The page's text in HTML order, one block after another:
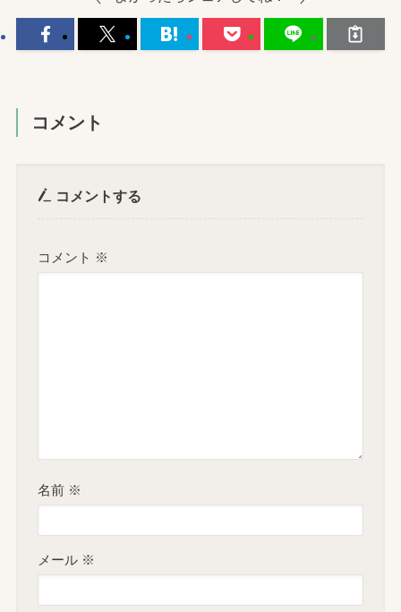
コメント
コメントする
コメント ※
名前 ※
メール ※